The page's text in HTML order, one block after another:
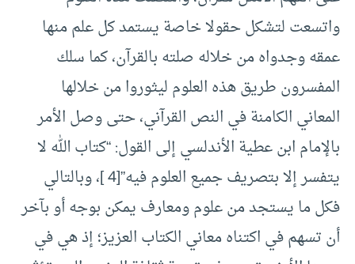
واتسعت لتشكل حقولا خاصة يستمد كل علم منها
عمقه وجدواه من خلاله صلته بالقرآن، كما سلك
المفسرون طريق هذه العلوم ليثوروا من خلالها
المعاني الكامنة في النص القرآني، حتى وصل الأمر
بالإمام ابن عطية الأندلسي إلى القول: “كتاب الله لا
يتفسر إلا بتصريف جميع العلوم فيه”[4 ]، وبالتالي
فكل ما يستجد من علوم ومعارف يمكن بوجه أو بآخر
أن تسهم في اكتناه معاني الكتاب العزيز؛ إذ هي في